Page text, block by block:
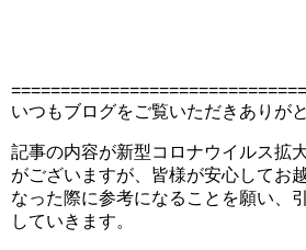
いつもブログをご覧いただきありが
記事の内容が新型コロナウイルス拡
がございますが、皆様が安心してお
なった際に参考になることを願い、
していきます。